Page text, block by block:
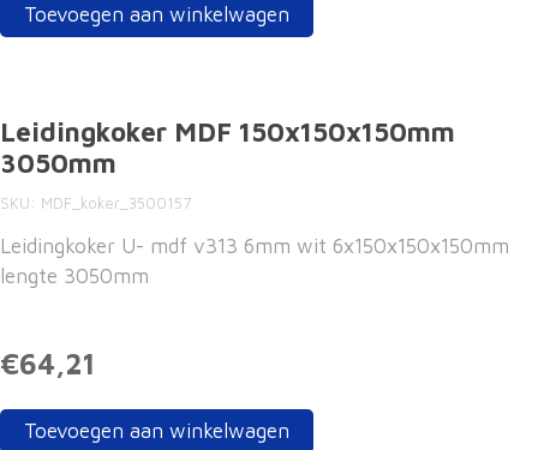
Toevoegen aan winkelwagen
Leidingkoker MDF 150x150x150mm
3050mm
SKU MDF_koker_3500157
Leidingkoker U- mdf v313 6mm wit 6x150x150x150mm
lengte 3050mm
€64,21
Toevoegen aan winkelwagen